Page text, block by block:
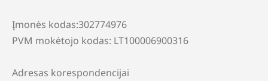
Įmonės kodas:302774976
PVM mokėtojo kodas: LT100006900316
Adresas korespondencijai